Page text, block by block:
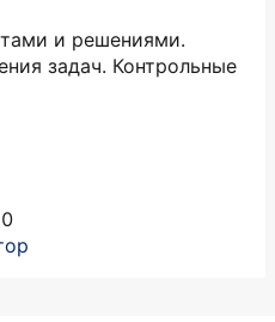
и решениями.
задач. Контрольные